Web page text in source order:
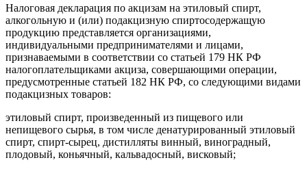
Налоговая декларация по акцизам на этиловый спирт,
алкогольную и (или) подакцизную спиртосодержащую
продукцию представляется организациями,
индивидуальными предпринимателями и лицами,
признаваемыми в соответствии со статьей 179 НК РФ
налогоплательщиками акциза, совершающими операции,
предусмотренные статьей 182 НК РФ, со следующими видами
подакцизных товаров:
этиловый спирт, произведенный из пищевого или
непищевого сырья, в том числе денатурированный этиловый
спирт, спирт-сырец, дистилляты винный, виноградный,
плодовый, коньячный, кальвадосный, висковый;